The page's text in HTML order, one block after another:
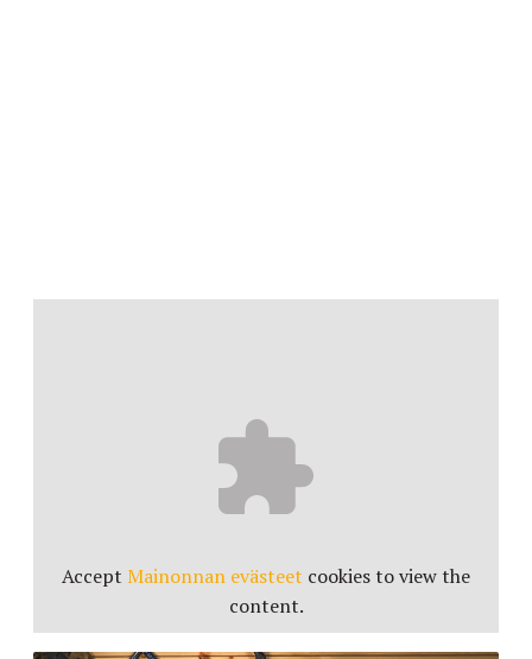
Accept Mainonnan evästeet cookies to view the
content.